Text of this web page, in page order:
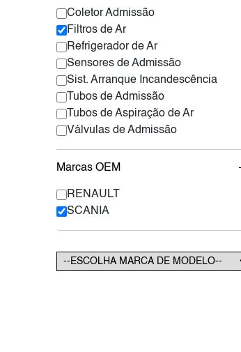
Coletor Admissão
Filtros de Ar
Refrigerador de Ar
Sensores de Admissão
Sist. Arranque Incandescência
Tubos de Admissão
Tubos de Aspiração de Ar
Válvulas de Admissão
Marcas OEM
RENAULT
SCANIA